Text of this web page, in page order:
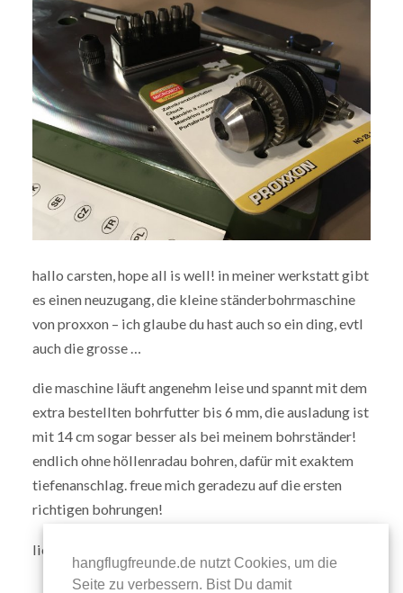
hallo carsten, hope all is well! in meiner werkstatt gibt
es einen neuzugang, die kleine ständerbohrmaschine
von proxxon – ich glaube du hast auch so ein ding, evtl
auch die grosse …
die maschine läuft angenehm leise und spannt mit dem
extra bestellten bohrfutter bis 6 mm, die ausladung ist
mit 14 cm sogar besser als bei meinem bohrständer!
endlich ohne höllenradau bohren, dafür mit exaktem
tiefenanschlag. freue mich geradezu auf die ersten
richtigen bohrungen!
liebe grüsse, michael
hangflugfreunde.de nutzt Cookies, um die
Seite zu verbessern. Bist Du damit